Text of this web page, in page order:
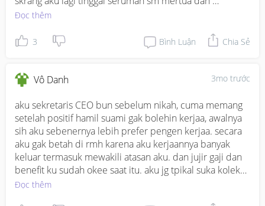
berdempetan sm ipar, selalu ada aja salahnya apa lg
slalu diambil hati dan nangis sendirian pdhal posisi lg
hamil muda sampe akhirnya mutusin buat cerita apa
pengertian dan ga bela ibunya apa lg saudaranya dan
mereka jd km d sini krna aku bkn mama, jgan dipikirin
ap kata mreka harus belajar cuek” “kalau mreka berani
bilang gitu didepan aku, langsung aku bales pasti” dr
sana aku terharu bgt dan belajar cuek sm mertua.
Skrang mertua kalau aku masak sayur apapun slalu
bilang “aduhh aku ada sakit ini jd ga bs makan” “jgan
Đọc thêm
3 Bình Luận Chia Sẻ
3mo trước
Vô Danh
aku sekretaris CEO bun sebelum nikah, cuma memang
setelah positif hamil suami gak bolehin kerjaa, awalnya
sih aku sebenernya lebih prefer pengen kerjaa. secara
aku gak betah di rmh karena aku kerjaannya banyak
keluar termasuk mewakili atasan aku. dan jujir gaji dan
benefit ku sudah okee saat itu. aku jg tpikal suka koleksi
tas dll, suka belanja. cuma memang aku tau suami tipikal
Đọc thêm